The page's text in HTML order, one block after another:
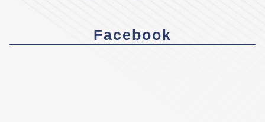
Facebook